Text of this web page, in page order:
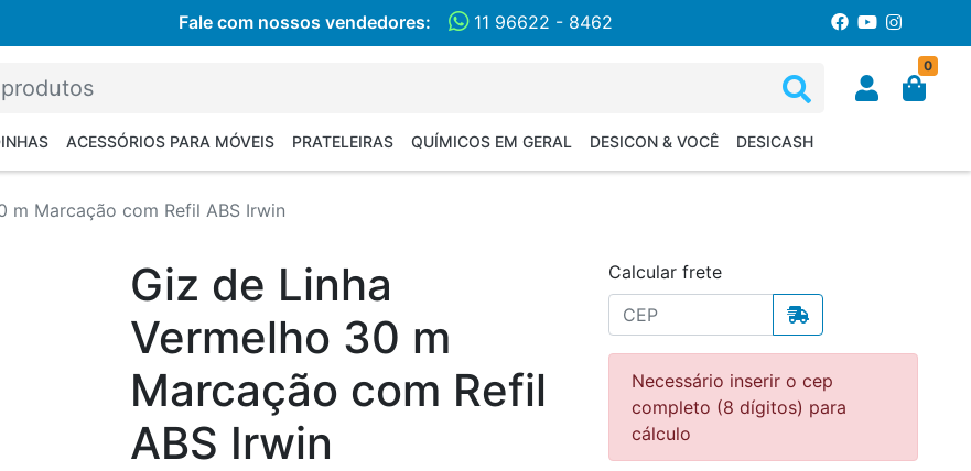
Fale com nossos vendedores: 11 96622 - 8462
0
ACESSÓRIOS PARA MÓVEIS PRATELEIRAS QUÍMICOS EM GERAL DESICON & VOCÊ DESICASH
m Marcação com Refil ABS Irwin
Giz de Linha
Vermelho 30 m
Marcação com Refil
ABS Irwin
Calcular frete
Necessário inserir o cep
completo (8 dígitos) para
cálculo